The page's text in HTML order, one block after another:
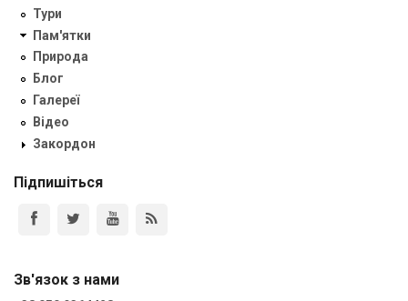
Тури
Пам'ятки
Природа
Блог
Галереї
Відео
Закордон
Підпишіться
Зв'язок з нами